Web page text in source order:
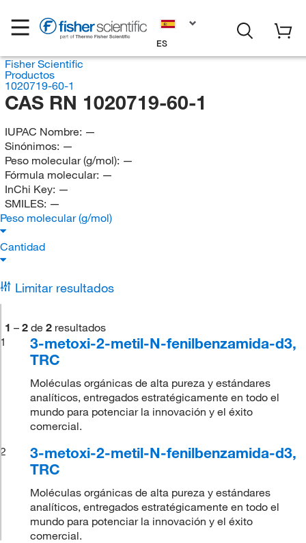
ES
Fisher Scientific
Productos
1020719-60-1
CAS RN 1020719-60-1
IUPAC Nombre: —
Sinónimos: —
Peso molecular (g/mol): —
Fórmula molecular: —
InChi Key: —
SMILES: —
Peso molecular (g/mol)
Cantidad
Limitar resultados
1 – 2 de 2 resultados
1
3-metoxi-2-metil-N-fenilbenzamida-d3,
TRC
Moléculas orgánicas de alta pureza y estándares
analíticos, entregados estratégicamente en todo el
mundo para potenciar la innovación y el éxito
comercial.
2
3-metoxi-2-metil-N-fenilbenzamida-d3,
TRC
Moléculas orgánicas de alta pureza y estándares
analíticos, entregados estratégicamente en todo el
mundo para potenciar la innovación y el éxito
comercial.